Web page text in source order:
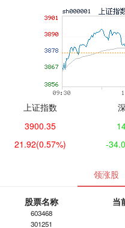
上证指数
3900.35
21.92(0.57%)
-
领涨股
股票名称 当
603468
301251